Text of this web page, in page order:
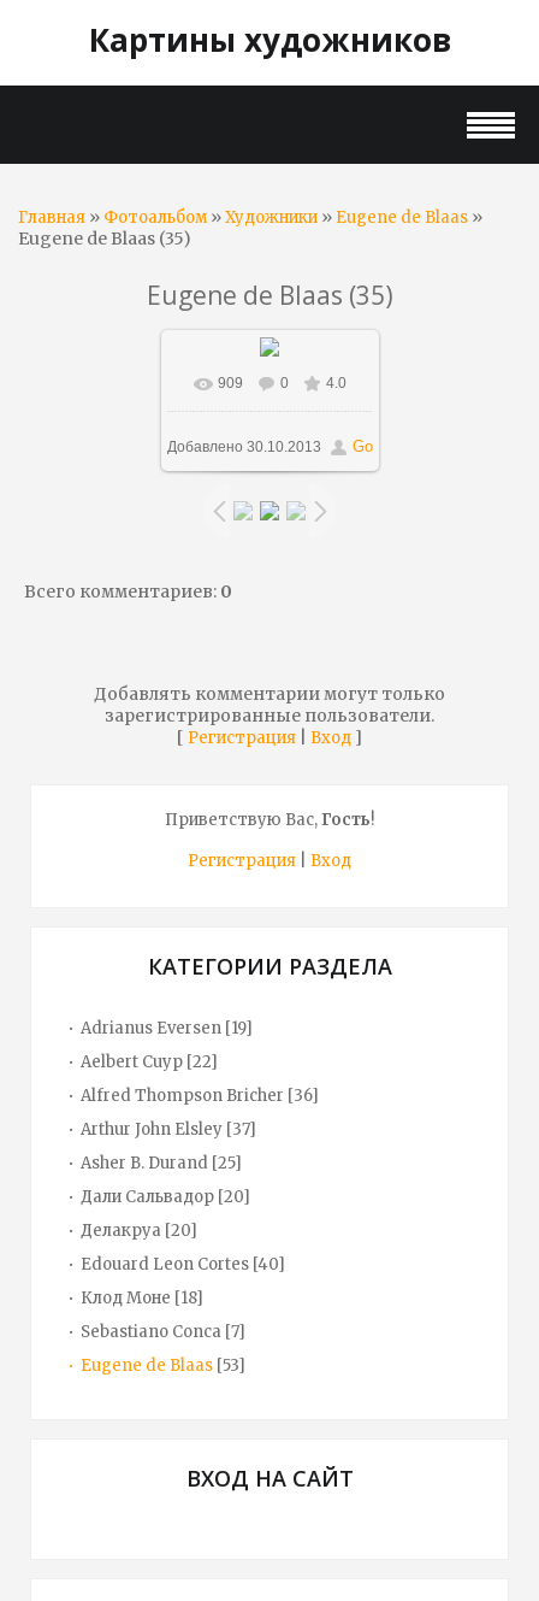
Картины художников
Главная » Фотоальбом»Художники » Eugene de Blaas »
Eugene de Blaas (35)
Eugene de Blaas (35)
В реальном размере
523x1000/ 112.6Kb
909 0 4.0
Добавлено 30.10.2013 Go
Всего комментариев: 0
Добавлять комментарии могут только
зарегистрированные пользователи.
[ Регистрация Вход ]
Приветствую Вас,Гость!
Регистрация
Вход
КАТЕГОРИИ РАЗДЕЛА
Adrianus Eversen [19]
Aelbert Cuyp [22]
Alfred Thompson Bricher [36]
Arthur John Elsley [37]
Asher B. Durand [25]
Дали Сальвадор [20]
Делакруа [20]
Edouard Leon Cortes [40]
Клод Моне [18]
Sebastiano Conca [7]
Eugene de Blaas [53]
ВХОД НА САЙТ